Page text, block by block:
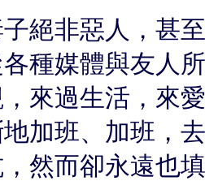
絕非惡人，甚
種媒體與友人
來過生活，來
加班、加班，
然而卻永遠也